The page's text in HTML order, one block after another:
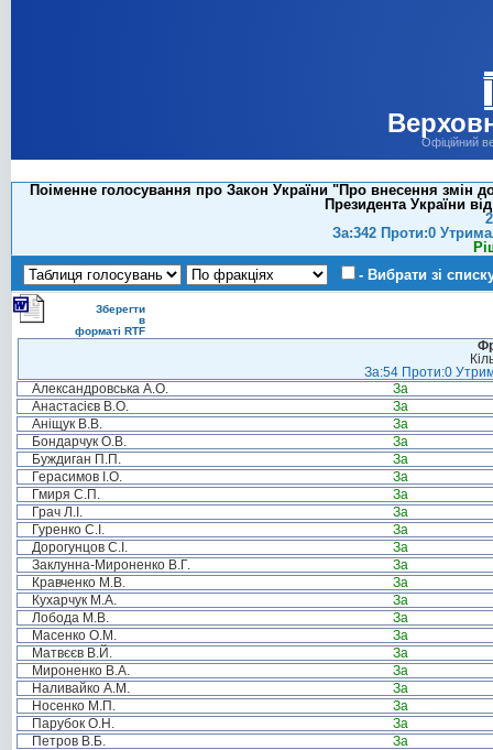
Офіційний
Поіменне голосування про Закон України "Про внесення змін
Президента України
За:342 Проти:0
- Вибрати зі
Зберегти
в
форматі RTF
За:54 Проти:0
Александровська А.О.
За
Анастасієв В.О.
За
Аніщук В.В.
За
Бондарчук О.В.
За
Буждиган П.П.
За
Герасимов І.О.
За
Гмиря С.П.
За
Грач Л.І.
За
Гуренко С.І.
За
Дорогунцов С.І.
За
Заклунна-Мироненко В.Г.
За
Кравченко М.В.
За
Кухарчук М.А.
За
Лобода М.В.
За
Масенко О.М.
За
Матвєєв В.Й.
За
Мироненко В.А.
За
Наливайко А.М.
За
Носенко М.П.
За
Парубок О.Н.
За
Петров В.Б.
За